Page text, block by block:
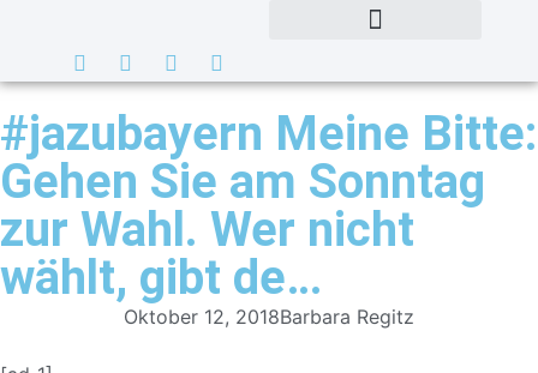
#jazubayern Meine Bitte:
Gehen Sie am Sonntag
zur Wahl. Wer nicht
wählt, gibt de…
Oktober 12, 2018Barbara Regitz